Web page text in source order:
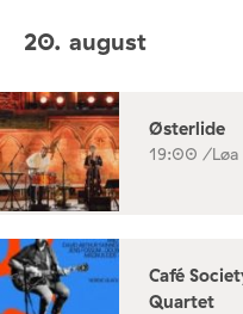
20. august
Østerlide
19:00 /
Café
Quartet